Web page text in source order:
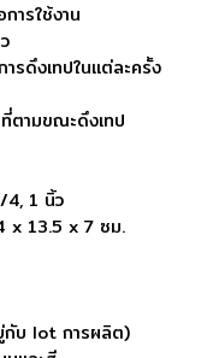
ารใช้งาน
รดึงเทปในแต่ละครั้ง
ตามขณะดึงเทป
4, 1 นิ้ว
x 13.5 x 7 ซม.
กับ lot การผลิต)